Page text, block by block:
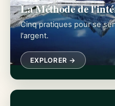
La Méthode de
Cinq pratiques pour se
l'argent.
EXPLORER →